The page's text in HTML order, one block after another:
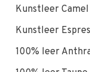
Kunstleer
Kunstleer
100% leer